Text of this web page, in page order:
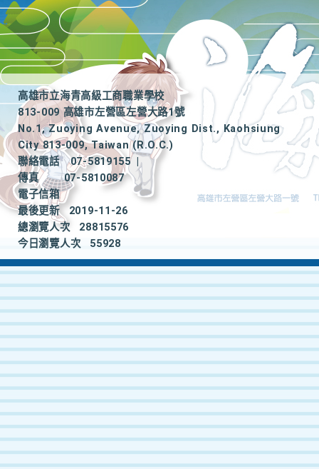
高雄市立海青高級工商職業學校
813-009 高雄市左營區左營大路1號
No.1, Zuoying Avenue, Zuoying Dist., Kaohsiung
City 813-009, Taiwan (R.O.C.)
聯絡電話
07-5819155
|
傳真
07-5810087
電子信箱
最後更新
2019-11-26
總瀏覽人次
28815576
今日瀏覽人次
55928